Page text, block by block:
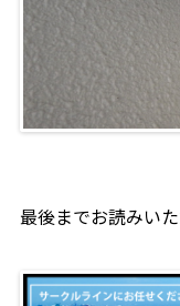
最後までお読みい